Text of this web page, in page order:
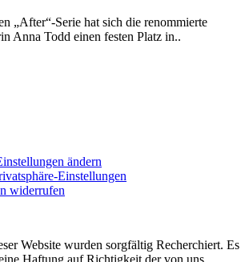
„After“-Serie hat sich die renommierte
Anna Todd einen festen Platz in..
ändern
Einstellungen
widerrufen
Website wurden sorgfältig Recherchiert. Es
Haftung auf Richtigkeit der von uns